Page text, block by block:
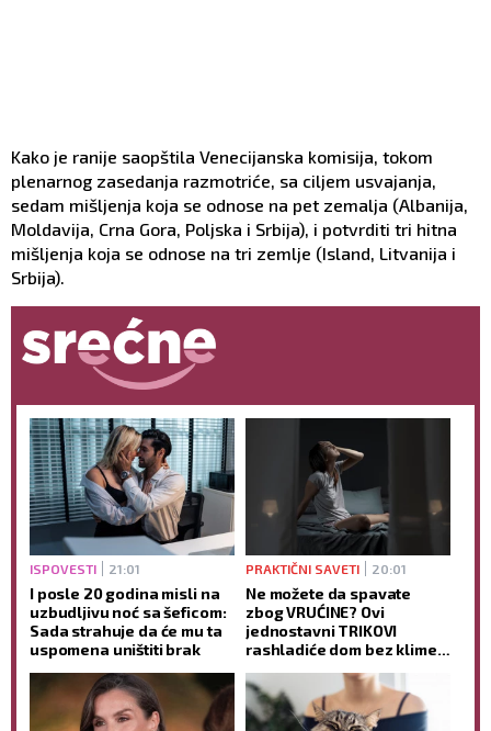
Kako je ranije saopštila Venecijanska komisija, tokom
plenarnog zasedanja razmotriće, sa ciljem usvajanja,
sedam mišljenja koja se odnose na pet zemalja (Albanija,
Moldavija, Crna Gora, Poljska i Srbija), i potvrditi tri hitna
mišljenja koja se odnose na tri zemlje (Island, Litvanija i
Srbija).
ISPOVESTI 21:01
I posle 20 godina misli na
uzbudljivu noć sa šeficom:
Sada strahuje da će mu ta
uspomena uništiti brak
PRAKTIČNI SAVETI 20:01
Ne možete da spavate
zbog VRUĆINE? Ovi
jednostavni TRIKOVI
rashladiće dom bez klime i
zaspite